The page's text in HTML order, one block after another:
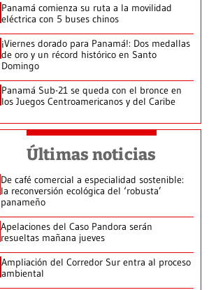
Panamá comienza su ruta a la movilidad
eléctrica con 5 buses chinos
¡Viernes dorado para Panamá!: Dos medallas
de oro y un récord histórico en Santo
Domingo
Panamá Sub-21 se queda con el bronce en
los Juegos Centroamericanos y del Caribe
Últimas noticias
De café comercial a especialidad sostenible:
la reconversión ecológica del ‘robusta’
panameño
Apelaciones del Caso Pandora serán
resueltas mañana jueves
Ampliación del Corredor Sur entra al proceso
ambiental